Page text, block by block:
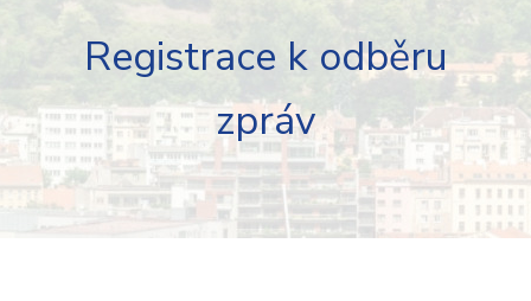
Registrace k odběru
zpráv